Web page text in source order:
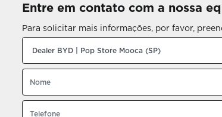
Entre em contato com a nossa
Para solicitar mais informações, por favor,